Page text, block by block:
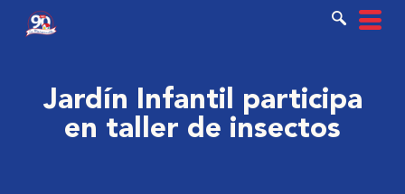
Jardín Infantil participa
en taller de insectos